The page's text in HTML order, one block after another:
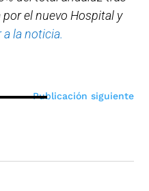
el nuevo Hospital y
a la noticia.
Publicación siguiente